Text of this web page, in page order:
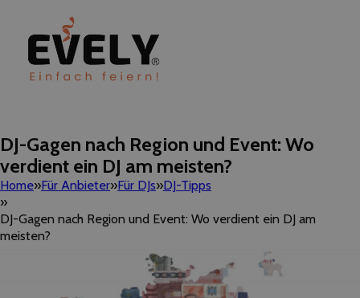
DJ-Gagen nach Region und Event: Wo
verdient ein DJ am meisten?
Home Für Anbieter Für DJs DJ-Tipps
DJ-Gagen nach Region und Event: Wo verdient ein DJ am
meisten?